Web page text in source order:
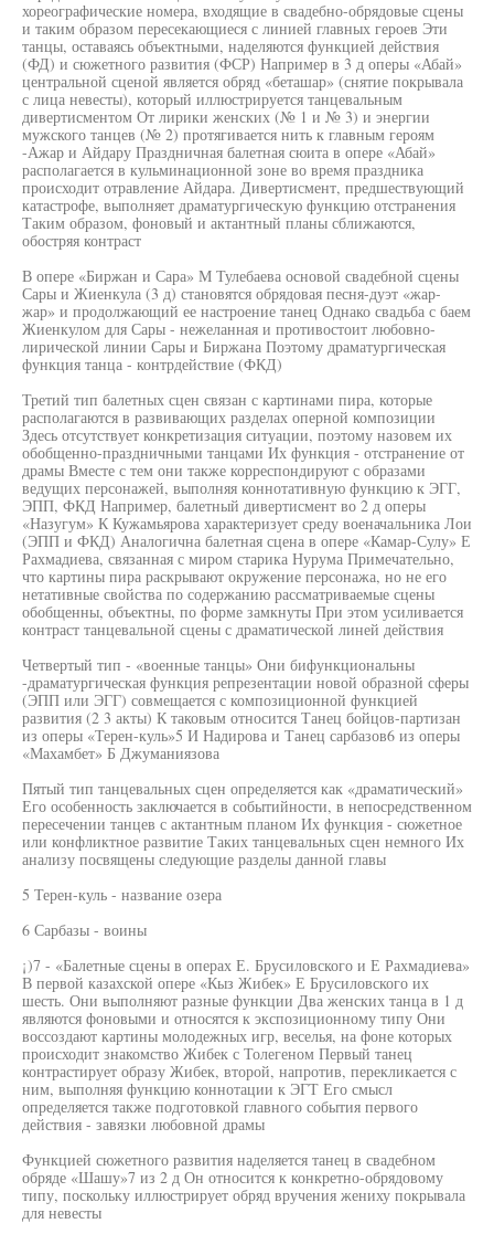
хореографические номера, входящие в свадебно-обрядовые сцены
и таким образом пересекающиеся с линией главных героев Эти
танцы, оставаясь объектными, наделяются функцией действия
(ФД) и сюжетного развития (ФСР) Например в 3 д оперы «Абай»
центральной сценой является обряд «беташар» (снятие покрывала
с лица невесты), который иллюстрируется танцевальным
дивертисментом От лирики женских (№ 1 и № 3) и энергии
мужского танцев (№ 2) протягивается нить к главным героям
-Ажар и Айдару Праздничная балетная сюита в опере «Абай»
располагается в кульминационной зоне во время праздника
происходит отравление Айдара. Дивертисмент, предшествующий
катастрофе, выполняет драматургическую функцию отстранения
Таким образом, фоновый и актантный планы сближаются,
обостряя контраст
В опере «Биржан и Сара» М Тулебаева основой свадебной сцены
Сары и Жиенкула (3 д) становятся обрядовая песня-дуэт «жар-
жар» и продолжающий ее настроение танец Однако свадьба с баем
Жиенкулом для Сары - нежеланная и противостоит любовно-
лирической линии Сары и Биржана Поэтому драматургическая
функция танца - контрдействие (ФКД)
Третий тип балетных сцен связан с картинами пира, которые
располагаются в развивающих разделах оперной композиции
Здесь отсутствует конкретизация ситуации, поэтому назовем их
обобщенно-праздничными танцами Их функция - отстранение от
драмы Вместе с тем они также корреспондируют с образами
ведущих персонажей, выполняя коннотативную функцию к ЭГГ,
ЭПП, ФКД Например, балетный дивертисмент во 2 д оперы
«Назугум» К Кужамьярова характеризует среду военачальника Лои
(ЭПП и ФКД) Аналогична балетная сцена в опере «Камар-Сулу» Е
Рахмадиева, связанная с миром старика Нурума Примечательно,
что картины пира раскрывают окружение персонажа, но не его
нетативные свойства по содержанию рассматриваемые сцены
обобщенны, объектны, по форме замкнуты При этом усиливается
контраст танцевальной сцены с драматической линей действия
Четвертый тип - «военные танцы» Они бифункциональны
-драматургическая функция репрезентации новой образной сферы
(ЭПП или ЭГГ) совмещается с композиционной функцией
развития (2 3 акты) К таковым относится Танец бойцов-партизан
из оперы «Терен-куль»5 И Надирова и Танец сарбазов6 из оперы
«Махамбет» Б Джуманиязова
Пятый тип танцевальных сцен определяется как «драматический»
Его особенность заключается в событийности, в непосредственном
пересечении танцев с актантным планом Их функция - сюжетное
или конфликтное развитие Таких танцевальных сцен немного Их
анализу посвящены следующие разделы данной главы
5 Терен-куль - название озера
6 Сарбазы - воины
¡)7 - «Балетные сцены в операх Е. Брусиловского и Е Рахмадиева»
В первой казахской опере «Кыз Жибек» Е Брусиловского их
шесть. Они выполняют разные функции Два женских танца в 1 д
являются фоновыми и относятся к экспозиционному типу Они
воссоздают картины молодежных игр, веселья, на фоне которых
происходит знакомство Жибек с Толегеном Первый танец
контрастирует образу Жибек, второй, напротив, перекликается с
ним, выполняя функцию коннотации к ЭГТ Его смысл
определяется также подготовкой главного события первого
действия - завязки любовной драмы
Функцией сюжетного развития наделяется танец в свадебном
обряде «Шашу»7 из 2 д Он относится к конкретно-обрядовому
типу, поскольку иллюстрирует обряд вручения жениху покрывала
для невесты